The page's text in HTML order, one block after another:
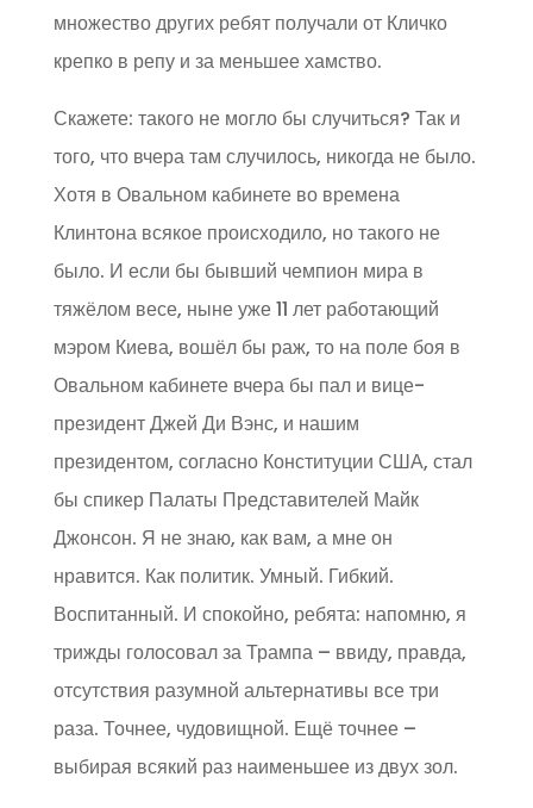
множество других ребят получали от Кличко
крепко в репу и за меньшее хамство.
Скажете: такого не могло бы случиться? Так и
того, что вчера там случилось, никогда не было.
Хотя в Овальном кабинете во времена
Клинтона всякое происходило, но такого не
было. И если бы бывший чемпион мира в
тяжёлом весе, ныне уже 11 лет работающий
мэром Киева, вошёл бы раж, то на поле боя в
Овальном кабинете вчера бы пал и вице-
президент Джей Ди Вэнс, и нашим
президентом, согласно Конституции США, стал
бы спикер Палаты Представителей Майк
Джонсон. Я не знаю, как вам, а мне он
нравится. Как политик. Умный. Гибкий.
Воспитанный. И спокойно, ребята: напомню, я
трижды голосовал за Трампа – ввиду, правда,
отсутствия разумной альтернативы все три
раза. Точнее, чудовищной. Ещё точнее –
выбирая всякий раз наименьшее из двух зол.